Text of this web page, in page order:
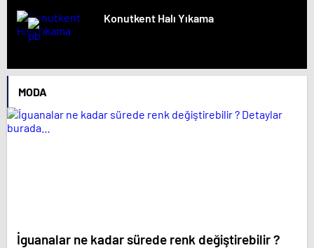
Konutkent Halı Yıkama
MODA
İguanalar ne kadar sürede renk değiştirebilir ?